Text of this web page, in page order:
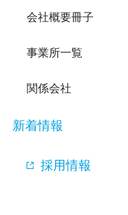
会社概要冊子
事業所一覧
関係会社
新着情報
採用情報